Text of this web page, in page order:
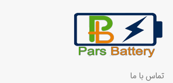
تماس با ما